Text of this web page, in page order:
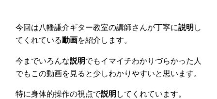
今回は八幡謙介ギター教室の講師さんが丁寧に説明 し
てくれている動画を紹介します。
今までいろんな説明でもイマイチわかりづらかった人
でもこの動画を見ると少しわかりやすいと思います。
特に身体的操作の視点で説明 してくれています。